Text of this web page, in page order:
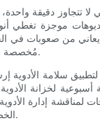
تتجاوز دقيقة
موجزة تغطي أنواع
من صعوبات في
مُخصصة وموارد قابلة للتنزيل، مثل ملصقات قابلة للطباعة أو قوائم مراجعة التخزين.
سلامة
لخزانة
إدارة
الخصوصية، وتجنب جمع البيانات الصحية الحساسة إلا عند الضرورة وبشكل آمن.